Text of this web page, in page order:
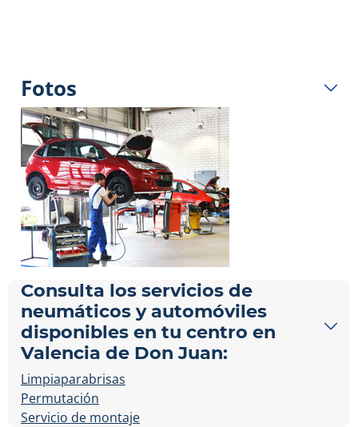
Fotos
Consulta los servicios de
neumáticos y automóviles
disponibles en tu centro en
Valencia de Don Juan:
Limpiaparabrisas
Permutación
Servicio de montaje